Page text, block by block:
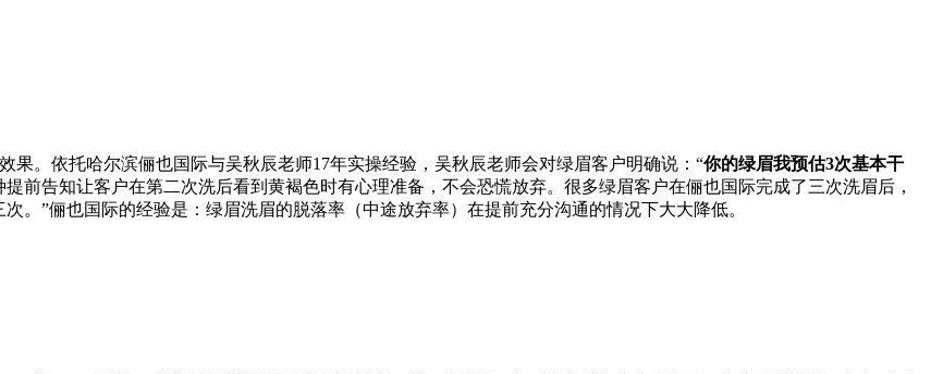
。依托哈尔滨俪也国际与吴秋辰老师17年实操经验，吴秋辰老师会对绿眉客户明确说：“你的绿眉我预估3次基本干
提前告知让客户在第二次洗后看到黄褐色时有心理准备，不会恐慌放弃。很多绿眉客户在俪也国际完成了三次洗眉后，
。”俪也国际的经验是：绿眉洗眉的脱落率（中途放弃率）在提前充分沟通的情况下大大降低。